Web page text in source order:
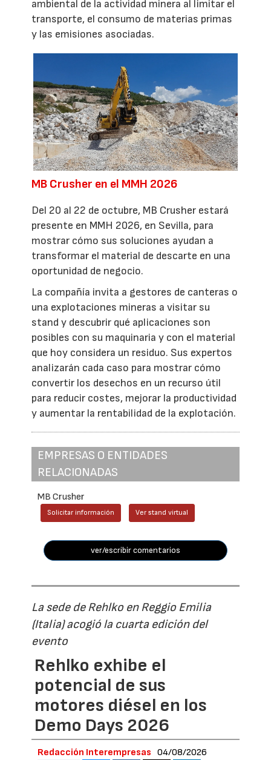
ambiental de la actividad minera al limitar el
transporte, el consumo de materias primas
y las emisiones asociadas.
MB Crusher en el MMH 2026
Del 20 al 22 de octubre, MB Crusher estará
presente en MMH 2026, en Sevilla, para
mostrar cómo sus soluciones ayudan a
transformar el material de descarte en una
oportunidad de negocio.
La compañía invita a gestores de canteras o
una explotaciones mineras a visitar su
stand y descubrir qué aplicaciones son
posibles con su maquinaria y con el material
que hoy considera un residuo. Sus expertos
analizarán cada caso para mostrar cómo
convertir los desechos en un recurso útil
para reducir costes, mejorar la productividad
y aumentar la rentabilidad de la explotación.
EMPRESAS O ENTIDADES
RELACIONADAS
MB Crusher
Solicitar información Ver stand virtual
ver/escribir comentarios
La sede de Rehlko en Reggio Emilia
(Italia) acogió la cuarta edición del
evento
Rehlko exhibe el
potencial de sus
motores diésel en los
Demo Days 2026
Redacción Interempresas 04/08/2026